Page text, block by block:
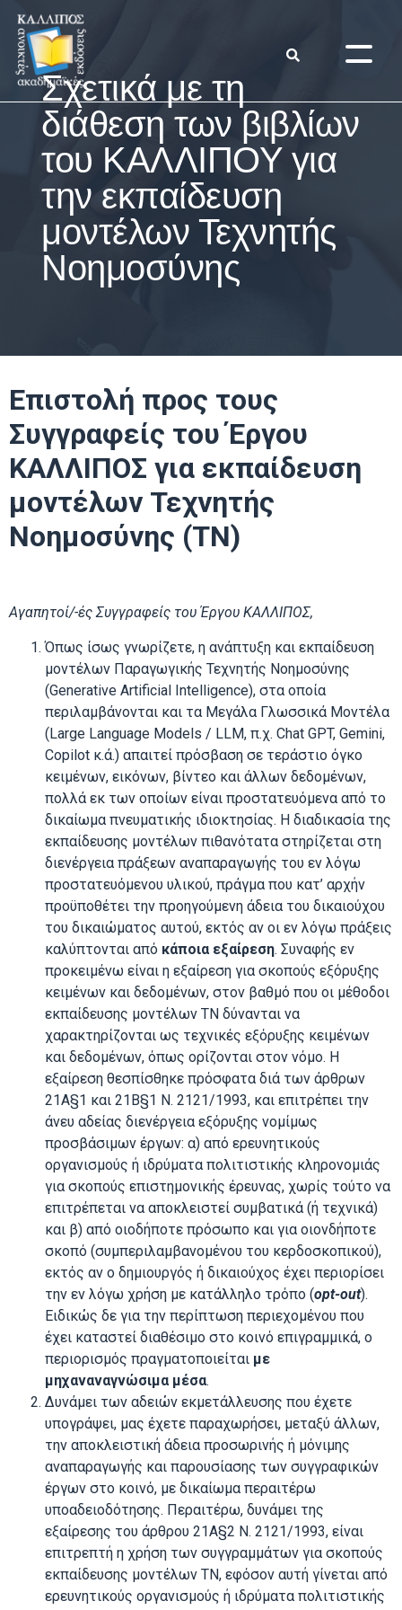
Σχετικά με τη
διάθεση των βιβλίων
του ΚΑΛΛΙΠΟΥ για
την εκπαίδευση
μοντέλων Τεχνητής
Νοημοσύνης
Επιστολή προς τους
Συγγραφείς του Έργου
ΚΑΛΛΙΠΟΣ για εκπαίδευση
μοντέλων Τεχνητής
Νοημοσύνης (ΤΝ)
Αγαπητοί/-ές Συγγραφείς του Έργου ΚΑΛΛΙΠΟΣ,
Όπως ίσως γνωρίζετε, η ανάπτυξη και εκπαίδευση
μοντέλων Παραγωγικής Τεχνητής Νοημοσύνης
(Generative Artificial Intelligence), στα οποία
περιλαμβάνονται και τα Μεγάλα Γλωσσικά Μοντέλα
(Large Language Models / LLM, π.χ. Chat GPT, Gemini,
Copilot κ.ά.) απαιτεί πρόσβαση σε τεράστιο όγκο
κειμένων, εικόνων, βίντεο και άλλων δεδομένων,
πολλά εκ των οποίων είναι προστατευόμενα από το
δικαίωμα πνευματικής ιδιοκτησίας. Η διαδικασία της
εκπαίδευσης μοντέλων πιθανότατα στηρίζεται στη
διενέργεια πράξεων αναπαραγωγής του εν λόγω
προστατευόμενου υλικού, πράγμα που κατ’ αρχήν
προϋποθέτει την προηγούμενη άδεια του δικαιούχου
του δικαιώματος αυτού, εκτός αν οι εν λόγω πράξεις
καλύπτονται από κάποια εξαίρεση. Συναφής εν
προκειμένω είναι η εξαίρεση για σκοπούς εξόρυξης
κειμένων και δεδομένων, στον βαθμό που οι μέθοδοι
εκπαίδευσης μοντέλων ΤΝ δύνανται να
χαρακτηρίζονται ως τεχνικές εξόρυξης κειμένων
και δεδομένων, όπως ορίζονται στον νόμο. Η
εξαίρεση θεσπίσθηκε πρόσφατα διά των άρθρων
21Α§1 και 21Β§1 Ν. 2121/1993, και επιτρέπει την
άνευ αδείας διενέργεια εξόρυξης νομίμως
προσβάσιμων έργων: α) από ερευνητικούς
οργανισμούς ή ιδρύματα πολιτιστικής κληρονομιάς
για σκοπούς επιστημονικής έρευνας, χωρίς τούτο να
επιτρέπεται να αποκλειστεί συμβατικά (ή τεχνικά)
και β) από οιοδήποτε πρόσωπο και για οιονδήποτε
σκοπό (συμπεριλαμβανομένου του κερδοσκοπικού),
εκτός αν ο δημιουργός ή δικαιούχος έχει περιορίσει
την εν λόγω χρήση με κατάλληλο τρόπο (opt-out).
Ειδικώς δε για την περίπτωση περιεχομένου που
έχει καταστεί διαθέσιμο στο κοινό επιγραμμικά, ο
περιορισμός πραγματοποιείται με
μηχαναναγνώσιμα μέσα.
Δυνάμει των αδειών εκμετάλλευσης που έχετε
υπογράψει, μας έχετε παραχωρήσει, μεταξύ άλλων,
την αποκλειστική άδεια προσωρινής ή μόνιμης
αναπαραγωγής και παρουσίασης των συγγραφικών
έργων στο κοινό, με δικαίωμα περαιτέρω
υποαδειοδότησης. Περαιτέρω, δυνάμει της
εξαίρεσης του άρθρου 21Α§2 Ν. 2121/1993, είναι
επιτρεπτή η χρήση των συγγραμμάτων για σκοπούς
εκπαίδευσης μοντέλων ΤΝ, εφόσον αυτή γίνεται από
ερευνητικούς οργανισμούς ή ιδρύματα πολιτιστικής